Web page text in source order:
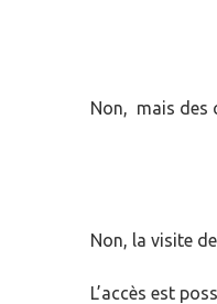
Non, mais des
Non, la visite
L’accès est